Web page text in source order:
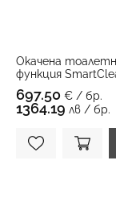
Окачена
функция
697.50 € / бр.
1364.19 лв / бр.